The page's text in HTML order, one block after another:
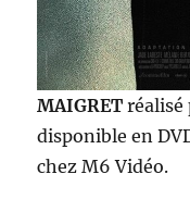
MAIGRETréalisé
disponible en
chez M6 Vidéo.